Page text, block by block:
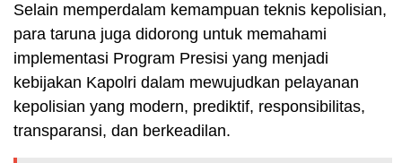
Selain memperdalam kemampuan teknis kepolisian,
para taruna juga didorong untuk memahami
implementasi Program Presisi yang menjadi
kebijakan Kapolri dalam mewujudkan pelayanan
kepolisian yang modern, prediktif, responsibilitas,
transparansi, dan berkeadilan.